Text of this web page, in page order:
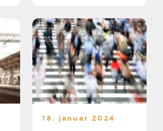
18. januar 2024